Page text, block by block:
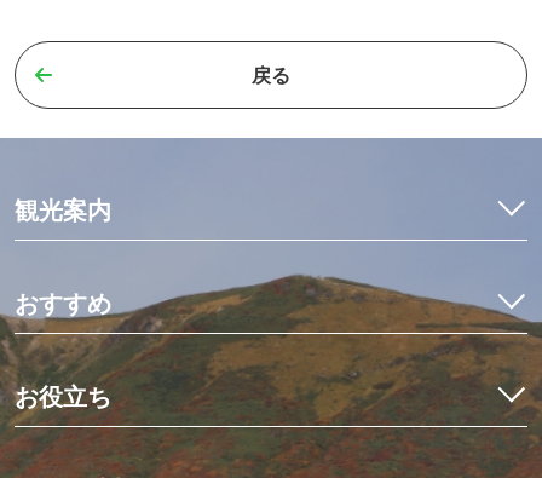
戻る
観光案内
モデルコース
観光・体験
宿泊予約
イベント
アクセス
おすすめ
イワナ料理を食べ比べ
初めての栗駒山とカヤック体験
世界にひとつだけのミニ畳作り
星空観測と世界谷地ツアー
お役立ち
くりはらでしたい10のこと